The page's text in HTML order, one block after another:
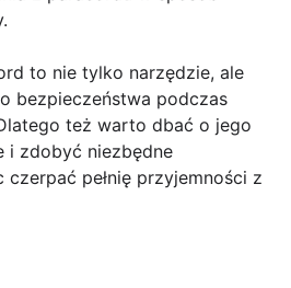
to nie tylko narzędzie, ale
bezpieczeństwa podczas
też warto dbać o jego
i zdobyć niezbędne
czerpać pełnię przyjemności z